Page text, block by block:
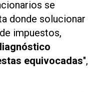
se
donde solucionar
impuestos,
equivocadas",